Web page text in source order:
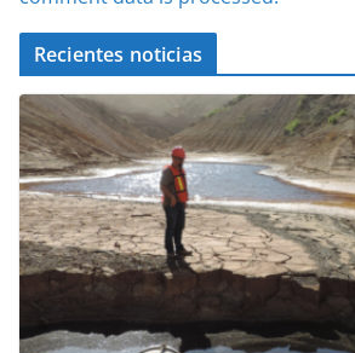
Recientes noticias